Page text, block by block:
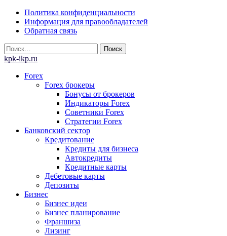
Skip
content
Политика конфиденциальности
Информация для правообладателей
Обратная связь
Найти:
kpk-ikp.ru
Forex
Forex брокеры
Бонусы от брокеров
Индикаторы Forex
Советники Forex
Стратегии Forex
Банковский сектор
Кредитование
Кредиты для бизнеса
Автокредиты
Кредитные карты
Дебетовые карты
Депозиты
Бизнес
Бизнес идеи
Бизнес планирование
Франшиза
Лизинг